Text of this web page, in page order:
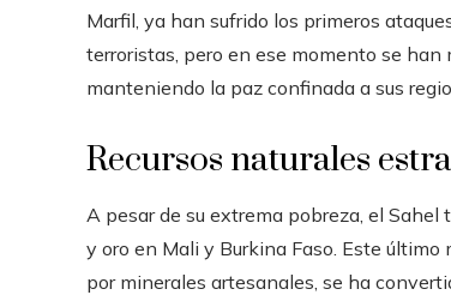
Marfil, ya han sufrido los primeros
terroristas, pero en ese momento se han
manteniendo la paz confinada a sus
Recursos naturales
A pesar de su extrema pobreza, el
y oro en Mali y Burkina Faso. Este
por minerales artesanales, se ha